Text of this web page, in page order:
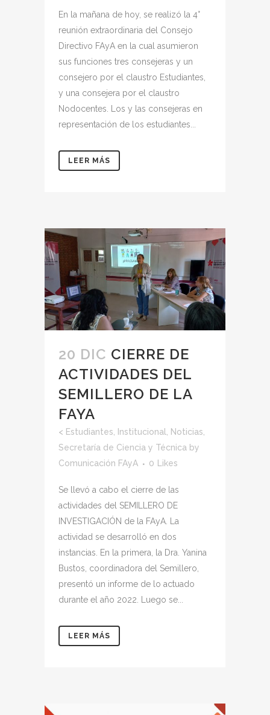
En la mañana de hoy, se realizó la 4°
reunión extraordinaria del Consejo
Directivo FAyA en la cual asumieron
sus funciones tres consejeras y un
consejero por el claustro Estudiantes,
y una consejera por el claustro
Nodocentes. Los y las consejeras en
representación de los estudiantes...
LEER MÁS
20 DIC CIERRE DE
ACTIVIDADES DEL
SEMILLERO DE LA
FAYA
< Estudiantes Institucional Noticias
Secretaría de Ciencia y Técnica by
Comunicación FAyA
0 Likes
Se llevó a cabo el cierre de las
actividades del SEMILLERO DE
INVESTIGACIÓN de la FAyA. La
actividad se desarrolló en dos
instancias. En la primera, la Dra. Yanina
Bustos, coordinadora del Semillero,
presentó un informe de lo actuado
durante el año 2022. Luego se...
LEER MÁS